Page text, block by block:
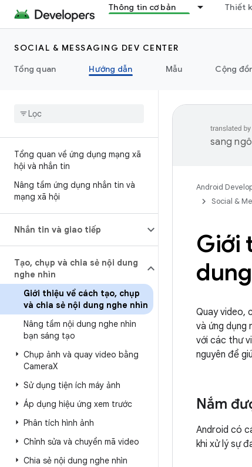
Thông tin cơ bản Thiết
SOCIAL & MESSAGING DEV CENTER
Tổng quan
Hướng dẫn Mẫu Cộng
Tổng quan về ứng dụng mạng xã
hội và nhắn tin
Nâng tầm ứng dụng nhắn tin và
mạng xã hội
Nhắn tin và giao tiếp
Tạo, chụp và chia sẻ nội dung
nghe nhìn
Giới thiệu về cách tạo, chụp
và chia sẻ nội dung nghe nhìn
Nâng tầm nội dung nghe nhìn
bạn sáng tạo
Chụp ảnh và quay video bằng
CameraX
Sử dụng tiện ích máy ảnh
Áp dụng hiệu ứng xem trước
Phân tích hình ảnh
Chỉnh sửa và chuyển mã video
Chia sẻ nội dung nghe nhìn
sang
Android
Social &
Giới
Quay video,
và ứng dụng
với các thư
nguyên để
Nắm
Android có
khi xử lý sự